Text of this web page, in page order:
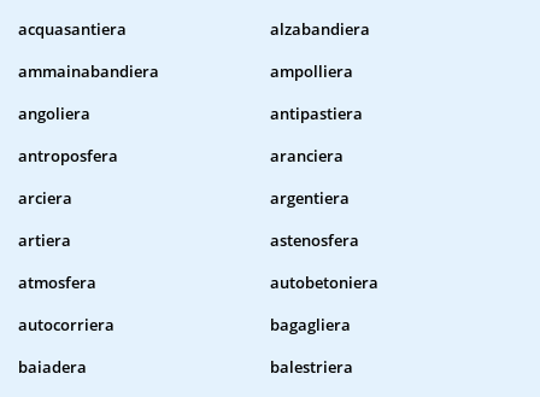
acquasantiera
alzabandiera
ammainabandiera
ampolliera
angoliera
antipastiera
antroposfera
aranciera
arciera
argentiera
artiera
astenosfera
atmosfera
autobetoniera
autocorriera
bagagliera
baiadera
balestriera